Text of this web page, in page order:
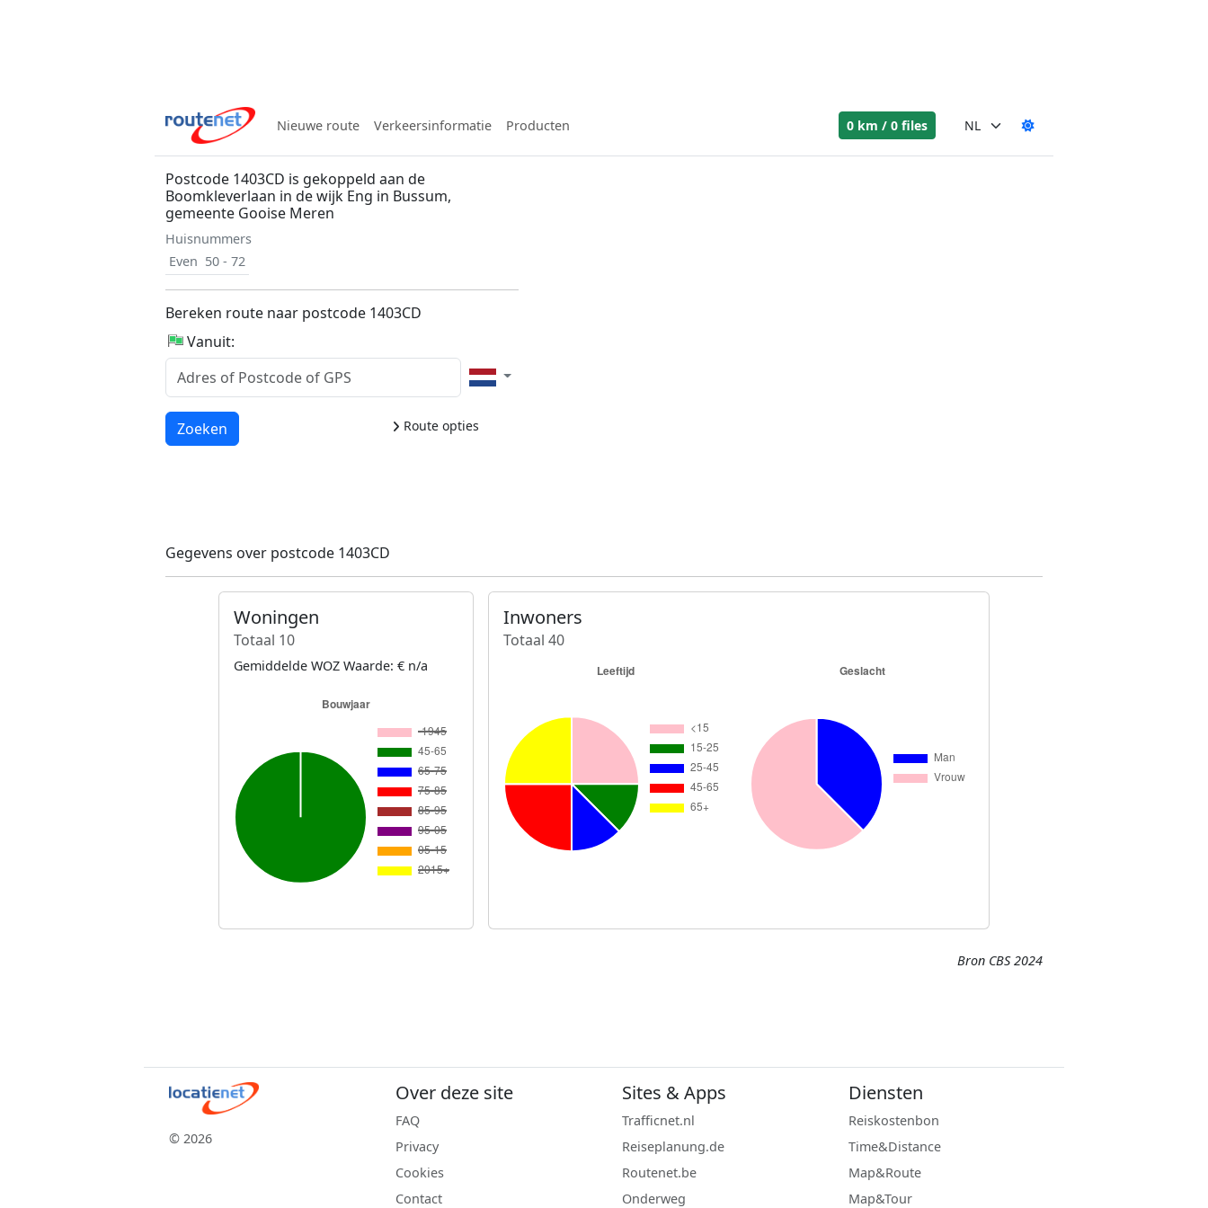
Nieuwe route Verkeersinformatie Producten 0 km / 0 files
Postcode 1403CD is gekoppeld aan de
Boomkleverlaan in de wijk Eng in Bussum,
gemeente Gooise Meren
Huisnummers
Even 50 - 72
Bereken route naar postcode 1403CD
Vanuit:
Route opties
Laden...
Zoeken
Gegevens over postcode 1403CD
Woningen
Totaal 10
Gemiddelde WOZ Waarde: € n/a
Inwoners
Totaal 40
Bron CBS 2024
© 2026
Over deze site
FAQ
Privacy
Cookies
Contact
Sites & Apps
Trafficnet.nl
Reiseplanung.de
Routenet.be
Onderweg
Diensten
Reiskostenbon
Time&Distance
Map&Route
Map&Tour